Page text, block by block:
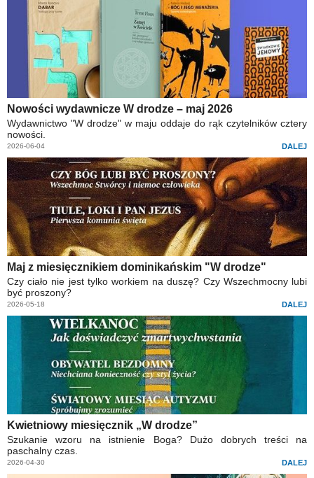
Nowości wydawnicze W drodze – maj 2026
Wydawnictwo "W drodze" w maju oddaje do rąk czytelników cztery
nowości.
2026-06-04 DALEJ
Maj z miesięcznikiem dominikańskim "W drodze"
Czy ciało nie jest tylko workiem na duszę? Czy Wszechmocny lubi
być proszony?
2026-05-18 DALEJ
Kwietniowy miesięcznik „W drodze”
Szukanie wzoru na istnienie Boga? Dużo dobrych treści na
paschalny czas.
2026-04-30 DALEJ